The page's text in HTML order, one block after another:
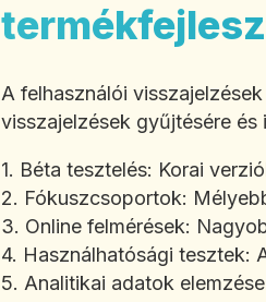
A felhasználói
visszajelzések gyűjtésére és
1. Béta tesztelés: Korai
2. Fókuszcsoportok:
3. Online felmérések:
4. Használhatósági tesztek:
5. Analitikai adatok